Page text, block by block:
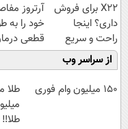
X22 برای فروش
داری؟ اینجا
راحت و سریع
بفروشش
آرتروز
خود را به
قطعی
کنید!
از سراسر وب
150 میلیون وام فوری
طلا‼️